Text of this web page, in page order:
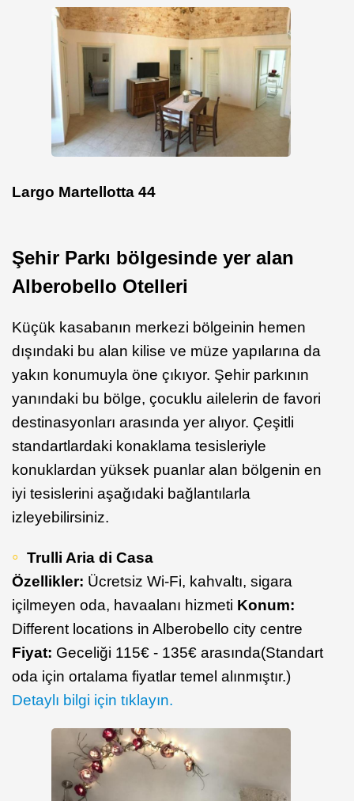
Largo Martellotta 44
Şehir Parkı bölgesinde yer alan
Alberobello Otelleri
Küçük kasabanın merkezi bölgeinin hemen
dışındaki bu alan kilise ve müze yapılarına da
yakın konumuyla öne çıkıyor. Şehir parkının
yanındaki bu bölge, çocuklu ailelerin de favori
destinasyonları arasında yer alıyor. Çeşitli
standartlardaki konaklama tesisleriyle
konuklardan yüksek puanlar alan bölgenin en
iyi tesislerini aşağıdaki bağlantılarla
izleyebilirsiniz.
Trulli Aria di Casa
Özellikler: Ücretsiz Wi-Fi, kahvaltı, sigara
içilmeyen oda, havaalanı hizmeti Konum:
Different locations in Alberobello city centre
Fiyat: Geceliği 115€ - 135€ arasında(Standart
oda için ortalama fiyatlar temel alınmıştır.)
Detaylı bilgi için tıklayın.